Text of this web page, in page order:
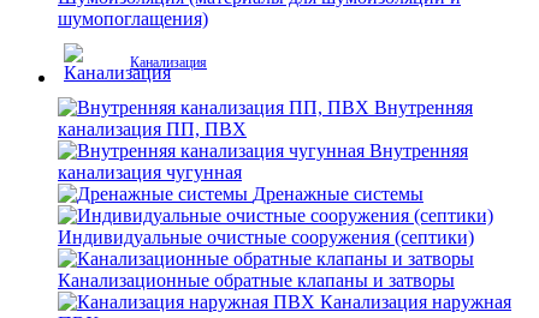
шумопоглащения)
Канализация
Внутренняя
канализация ПП, ПВХ
Внутренняя
канализация чугунная
Дренажные системы
Индивидуальные очистные сооружения (септики)
Канализационные обратные клапаны и затворы
Канализация наружная